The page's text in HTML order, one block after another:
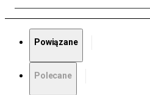
Powiązane
Polecane